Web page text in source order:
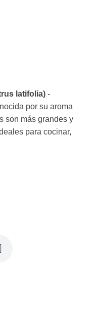
latifolia) -
por su aroma
son más grandes y
para cocinar,